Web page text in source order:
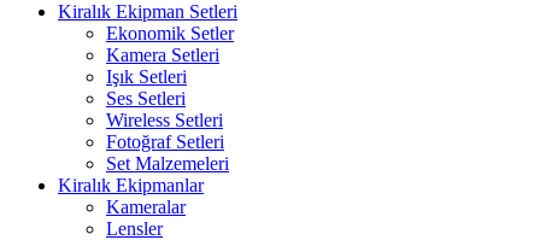
Kiralık Ekipman Setleri
Ekonomik Setler
Kamera Setleri
Işık Setleri
Ses Setleri
Wireless Setleri
Fotoğraf Setleri
Set Malzemeleri
Kiralık Ekipmanlar
Kameralar
Lensler